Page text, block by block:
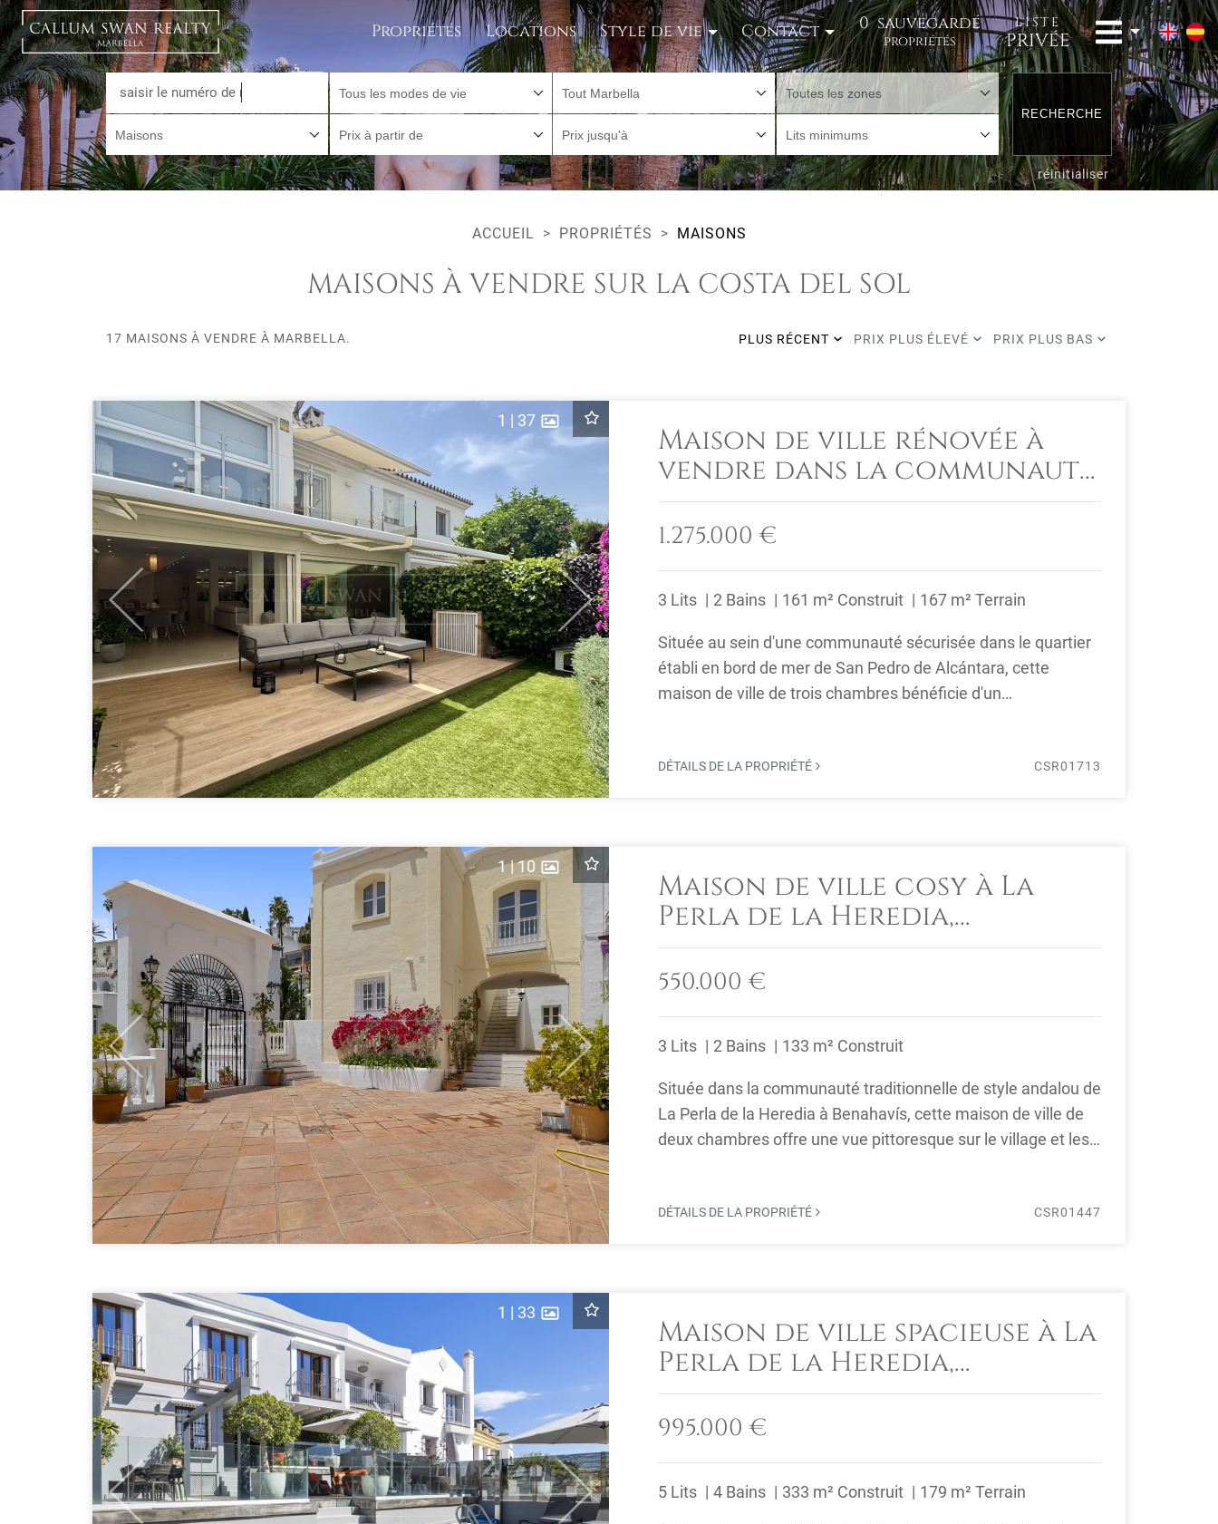
Propriétés Locations Style de vie Contact 0 sauvegardé
propriétés
LISTE
PRIVÉE
Tous les modes de vie Tout Marbella Toutes les zones
Maisons Prix à partir de Prix jusqu'à Lits minimums
RECHERCHE
réinitialiser
ACCUEIL PROPRIÉTÉS MAISONS
MAISONS À VENDRE SUR LA COSTA DEL SOL
17 MAISONS À VENDRE À MARBELLA. PLUS RÉCENT PRIX PLUS ÉLEVÉ PRIX PLUS BAS
Previous Next
1 | 37
Maison de ville rénovée à
vendre dans la communauté
en bord de mer de Las
Petunias, plage de San Pedro
1.275.000 €
3 Lits 2 Bains 161 m² Construit 167 m² Terrain
Située au sein d'une communauté sécurisée dans le quartier
établi en bord de mer de San Pedro de Alcántara, cette
maison de ville de trois chambres bénéficie d'un
DÉTAILS DE LA PROPRIÉTÉ CSR01713
Previous Next
1|10
Maison de ville cosy à La
Perla de la Heredia,
Benahavis
550.000 €
3 Lits 2 Bains 133 m² Construit
Située dans la communauté traditionnelle de style andalou de
La Perla de la Heredia à Benahavís, cette maison de ville de
deux chambres offre une vue pittoresque sur le village et les
DÉTAILS DE LA PROPRIÉTÉ CSR01447
Previous Next
1 | 33
Maison de ville spacieuse à La
Perla de la Heredia,
Benahavis
995.000 €
5 Lits 4 Bains 333 m² Construit 179 m² Terrain